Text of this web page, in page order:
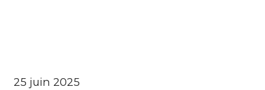
25 juin 2025